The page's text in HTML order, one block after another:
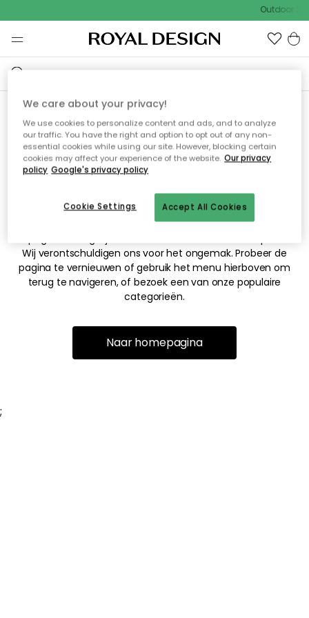
Outdoor
Sorry! De pagina waarnaar
je hebt gezocht kan niet
worden weergegeven.
Wij verontschuldigen ons voor het ongemak. Probeer de
pagina te vernieuwen of gebruik het menu hierboven om
terug te navigeren, of bezoek een van onze populaire
categorieën.
Naar homepagina
;
We care about your privacy!
We use cookies to personalize content and ads, and to analyze
our traffic. You have the right and option to opt out of any non-
essential cookies while using our site. However, blocking certain
cookies may affect your experience of the website. Our privacy
policy Google's privacy policy
Accept All Cookies
Cookie Settings